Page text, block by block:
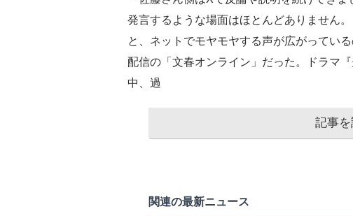
発言するような場面はほとんどありません。
と、ネットでモヤモヤする声が広がってい
配信の「文春オンライン」だった。ドラマ
中、過
記事
関連の最新ニュース